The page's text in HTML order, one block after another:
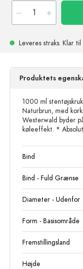
Leveres straks. Klar til
Produktets
1000 ml
Naturbrun, med
Westerwald byder
køleeffekt. *
Bind
Bind - Fuld Grænse
Diameter - Udenfor
Form - Basisområde
Fremstillingsland
Højde